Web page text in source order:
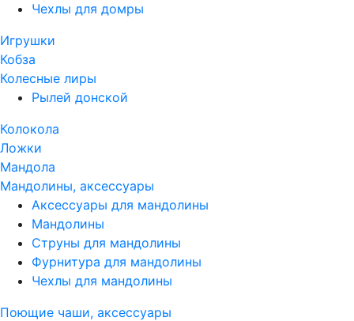
Чехлы для домры
Игрушки
Кобза
Колесные лиры
Рылей донской
Колокола
Ложки
Мандола
Мандолины, аксессуары
Аксессуары для мандолины
Мандолины
Струны для мандолины
Фурнитура для мандолины
Чехлы для мандолины
Поющие чаши, аксессуары